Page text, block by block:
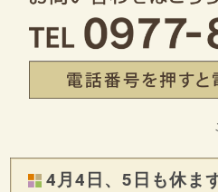
4月4日、5日も休ま